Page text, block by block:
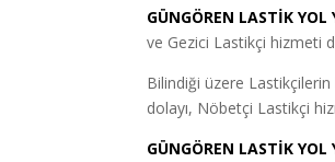
GÜNGÖREN LASTİK YOL
ve Gezici Lastikçi hizmeti
Bilindiği üzere
dolayı, Nöbetçi Lastikçi
GÜNGÖREN LASTİK YOL